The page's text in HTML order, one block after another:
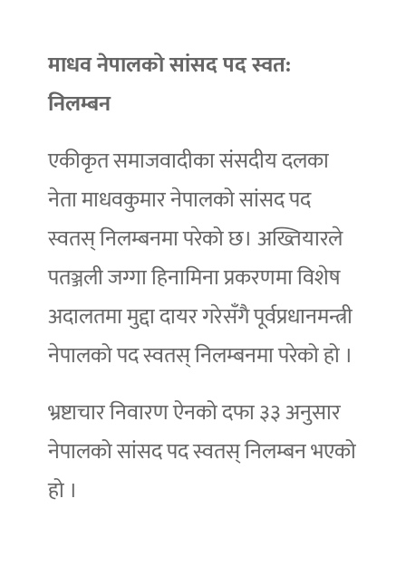
माधव नेपालको सांसद पद स्वत:
निलम्बन
एकीकृत समाजवादीका संसदीय दलका
नेता माधवकुमार नेपालको सांसद पद
स्वतस् निलम्बनमा परेको छ। अख्तियारले
पतञ्जली जग्गा हिनामिना प्रकरणमा विशेष
अदालतमा मुद्दा दायर गरेसँगै पूर्वप्रधानमन्त्री
नेपालको पद स्वतस् निलम्बनमा परेको हो ।
भ्रष्टाचार निवारण ऐनको दफा ३३ अनुसार
नेपालको सांसद पद स्वतस् निलम्बन भएको
हो ।